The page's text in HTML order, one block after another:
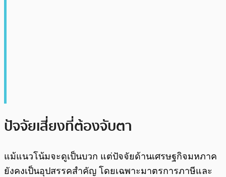
ปัจจัยเสี่ยงที่ต้องจับตา
แม้แนวโน้มจะดูเป็นบวก แต่ปัจจัยด้านเศรษฐกิจมหภาค
ยังคงเป็นอุปสรรคสำคัญ โดยเฉพาะมาตรการภาษีและ